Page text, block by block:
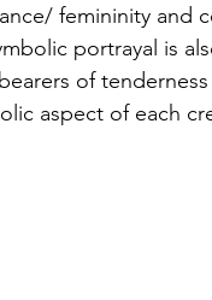
femininity and
portrayal is
of
aspect of each